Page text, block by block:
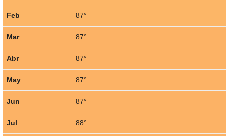
Feb 87°
Mar 87°
Abr 87°
May 87°
Jun 87°
Jul 88°